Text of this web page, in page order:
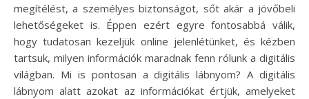
megítélést, a személyes biztonságot, sőt akár a jövőbeli
lehetőségeket is. Éppen ezért egyre fontosabbá válik,
hogy tudatosan kezeljük online jelenlétünket, és kézben
tartsuk, milyen információk maradnak fenn rólunk a digitális
világban. Mi is pontosan a digitális lábnyom? A digitális
lábnyom alatt azokat az információkat értjük, amelyeket